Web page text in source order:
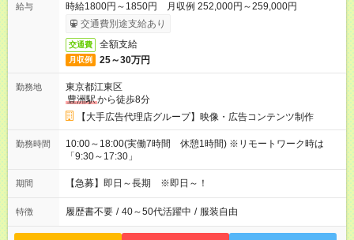
給与
時給1800円～1850円 月収例 252,000円～259,000円
交通費別途支給あり
交通費 全額支給
月収例 25～30万円
勤務地
東京都江東区
豊洲駅から徒歩8分
【大手広告代理店グループ】映像・広告コンテンツ制作
勤務時間
10:00～18:00(実働7時間 休憩1時間) ※リモートワーク時は
「9:30～17:30」
期間 【急募】即日～長期 ※即日～！
特徴 履歴書不要 / 40～50代活躍中 / 服装自由